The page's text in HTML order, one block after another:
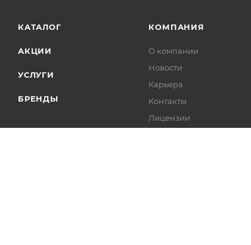
КАТАЛОГ
АКЦИИ
УСЛУГИ
БРЕНДЫ
КОМПАНИЯ
О компании
Новости
Карьера
Контакты
Лицензии